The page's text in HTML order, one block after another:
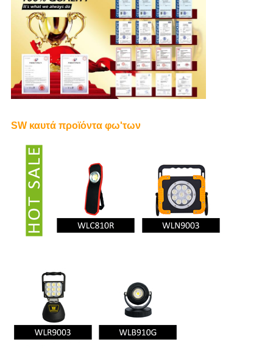
SW καυτά προϊόντα φω'των